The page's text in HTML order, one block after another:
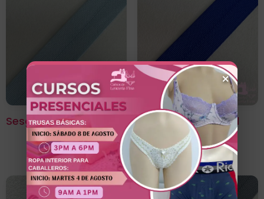
Sesgo Elástico Celeste
Sesgo Elástico Azul
Eléctrico
×